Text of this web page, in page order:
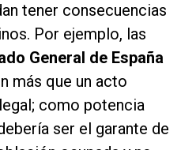
tener consecuencias
Por ejemplo, las
General de España
más que un acto
como potencia
ser el garante de